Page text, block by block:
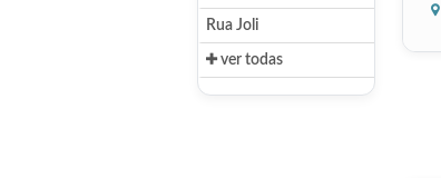
Rua Joli
ver todas